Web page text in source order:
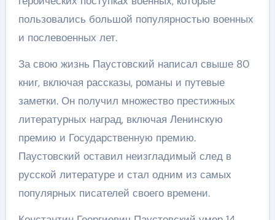
пользовались большой популярностью военных
и послевоенных лет.
За свою жизнь Паустовский написал свыше 80
книг, включая рассказы, романы и путевые
заметки. Он получил множество престижных
литературных наград, включая Ленинскую
премию и Государственную премию.
Паустовский оставил неизгладимый след в
русской литературе и стал одним из самых
популярных писателей своего времени.